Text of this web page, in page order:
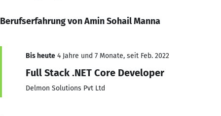
Berufserfahrung von Amin Sohail Manna
Bis heute 4 Jahre und 7 Monate, seit Feb. 2022
Full Stack .NET Core Developer
Delmon Solutions Pvt Ltd